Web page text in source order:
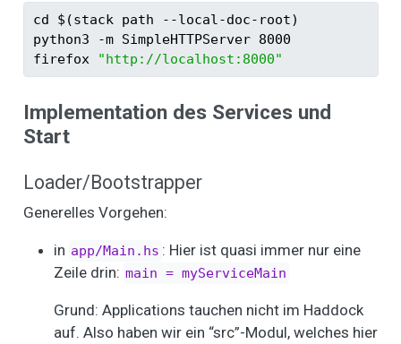
cd $(stack path --local-doc-root)
python3
-m SimpleHTTPServer 8000
firefox
"http://localhost:8000"
Implementation des Services und
Start
Loader/Bootstrapper
Generelles Vorgehen:
in app/Main.hs : Hier ist quasi immer nur eine
Zeile drin: main = myServiceMain
Grund: Applications tauchen nicht im Haddock
auf. Also haben wir ein “src”-Modul, welches hier